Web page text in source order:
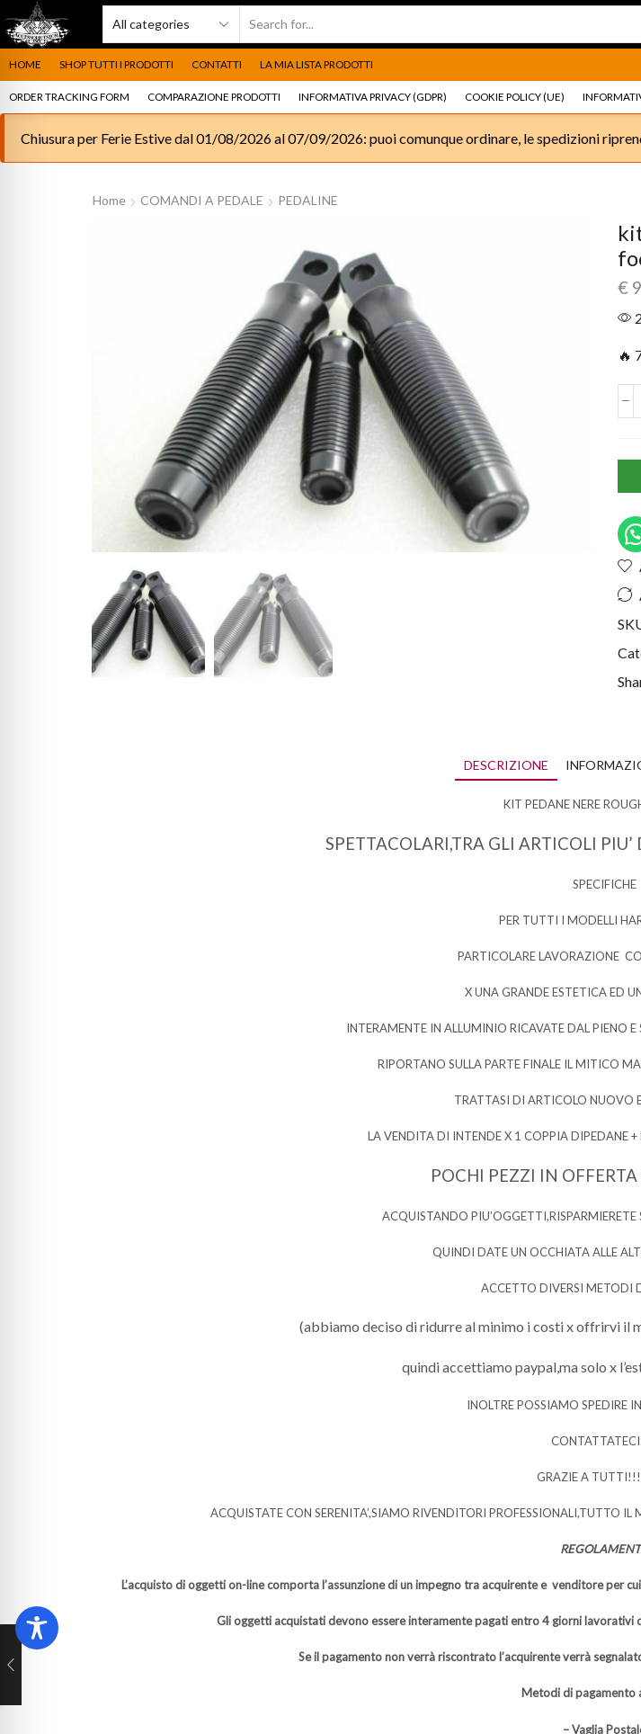
HOME SHOP TUTTI I PRODOTTI CONTATTI LA MIA LISTA PRODOTTI
ORDER TRACKING FORM COMPARAZIONE PRODOTTI INFORMATIVA PRIVACY (GDPR) COOKIE POLICY (UE)
Ricambi e accessori Moto Go shop
Chiusura per Ferie Estive dal 01/08/2026 al 07/09/2026: puoi comunque ordinare, le spedizioni
Home COMANDI A PEDALE PEDALINE
€
🔥
DESCRIZIONE
KIT PEDANE NERE
SPETTACOLARI,TRA GLI ARTICOLI
SPECIFICHE
PER TUTTI I MODELLI
PARTICOLARE LAVORAZIONE
X UNA GRANDE ESTETICA ED
INTERAMENTE IN ALLUMINIO RICAVATE DAL PIENO
RIPORTANO SULLA PARTE FINALE IL MITICO
TRATTASI DI ARTICOLO NUOVO
LA VENDITA DI INTENDE X 1 COPPIA DIPEDANE
POCHI PEZZI IN
ACQUISTANDO
QUINDI DATE UN OCCHIATA ALLE
ACCETTO DIVERSI METODI
(abbiamo deciso di ridurre al minimo i costi x offrirvi il
quindi accettiamo paypal,ma solo x
INOLTRE POSSIAMO SPEDIRE
GRAZIE A
ACQUISTATE CON SERENITA’,SIAMO RIVENDITORI PROFESSIONALI,TUTTO IL
L’acquisto di oggetti on-line comporta l’assunzione di un impegno tra acquirente e venditore per
Gli oggetti acquistati devono essere interamente pagati entro 4 giorni
Se il pagamento non verrà riscontrato l’acquirente verrà
Metodi di pagamento
– Vaglia